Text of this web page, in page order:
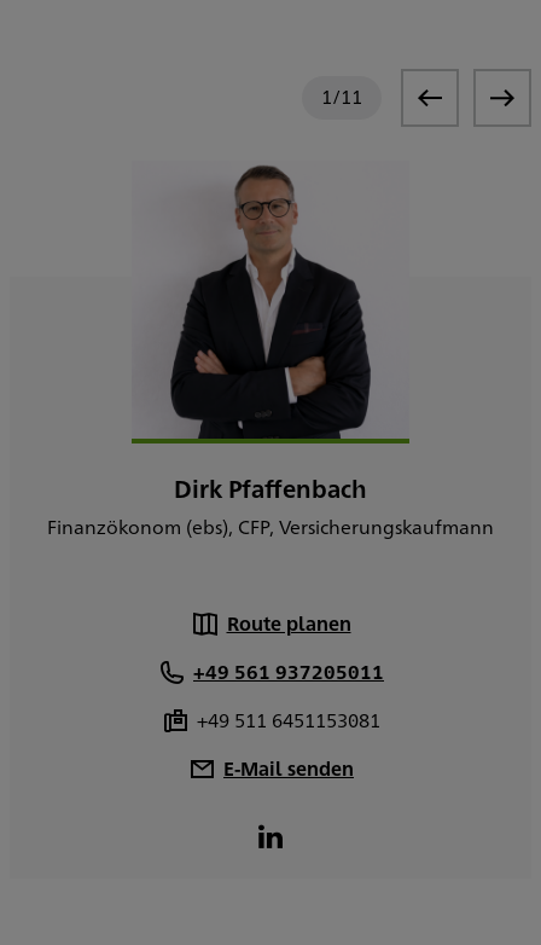
1/11
Dirk Pfaffenbach
Finanzökonom (ebs), CFP, Versicherungskaufmann
Route planen
+49 561 937205011
+49 511 6451153081
E-Mail senden